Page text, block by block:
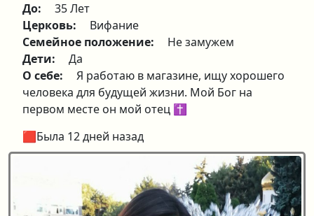
До:
35 Лет
Церковь:
Вифание
Семейное положение:
Не замужем
Дети:
Да
О себе:
Я работаю в магазине, ищу хорошего
человека для будущей жизни. Мой Бог на
первом месте он мой отец ✝️
🟥Была 12 дней назад